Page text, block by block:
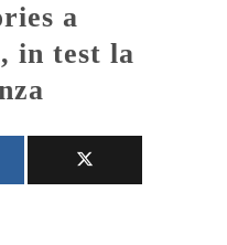
in test la